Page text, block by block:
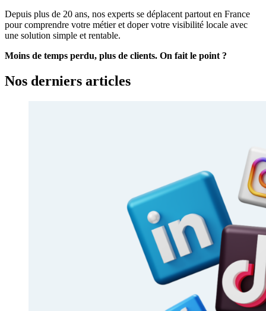
Depuis plus de 20 ans, nos experts se déplacent partout en France
pour comprendre votre métier et doper votre visibilité locale avec
une solution simple et rentable.
Moins de temps perdu, plus de clients. On fait le point ?
Nos derniers articles